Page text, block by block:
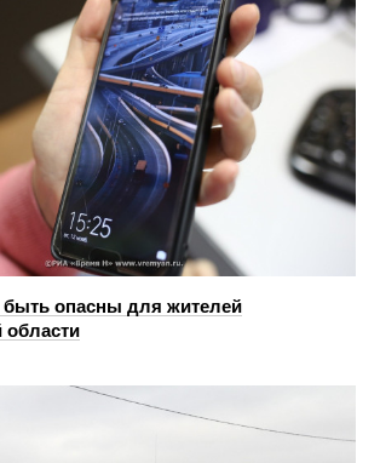
быть опасны для жителей
области